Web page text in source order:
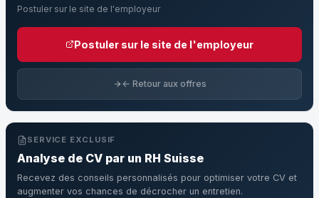
Postuler sur le site de l'employeur
Postuler sur le site de l'employeur
← Retour aux offres
SERVICE EXCLUSIF
Analyse de CV par un RH Suisse
Recevez des conseils personnalisés pour optimiser votre CV et
augmenter vos chances de décrocher un entretien.